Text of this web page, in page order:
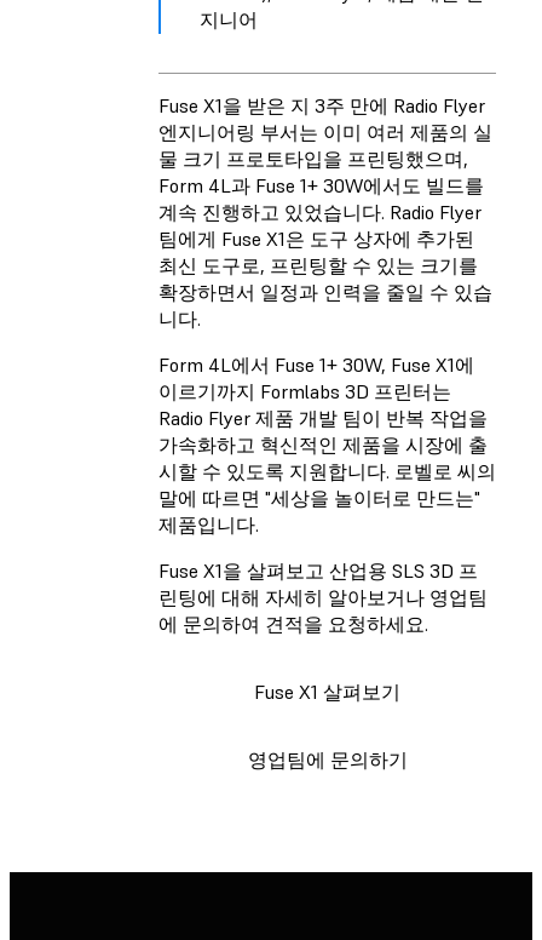
지니어
Fuse X1을 받은 지 3주 만에 Radio Flyer
엔지니어링 부서는 이미 여러 제품의 실
물 크기 프로토타입을 프린팅했으며,
Form 4L과 Fuse 1+ 30W에서도 빌드를
계속 진행하고 있었습니다. Radio Flyer
팀에게 Fuse X1은 도구 상자에 추가된
최신 도구로, 프린팅할 수 있는 크기를
확장하면서 일정과 인력을 줄일 수 있습
니다.
Form 4L에서 Fuse 1+ 30W, Fuse X1에
이르기까지 Formlabs 3D 프린터는
Radio Flyer 제품 개발 팀이 반복 작업을
가속화하고 혁신적인 제품을 시장에 출
시할 수 있도록 지원합니다. 로벨로 씨의
말에 따르면 "세상을 놀이터로 만드는"
제품입니다.
Fuse X1을 살펴보고 산업용 SLS 3D 프
린팅에 대해 자세히 알아보거나 영업팀
에 문의하여 견적을 요청하세요.
Fuse X1 살펴보기
영업팀에 문의하기